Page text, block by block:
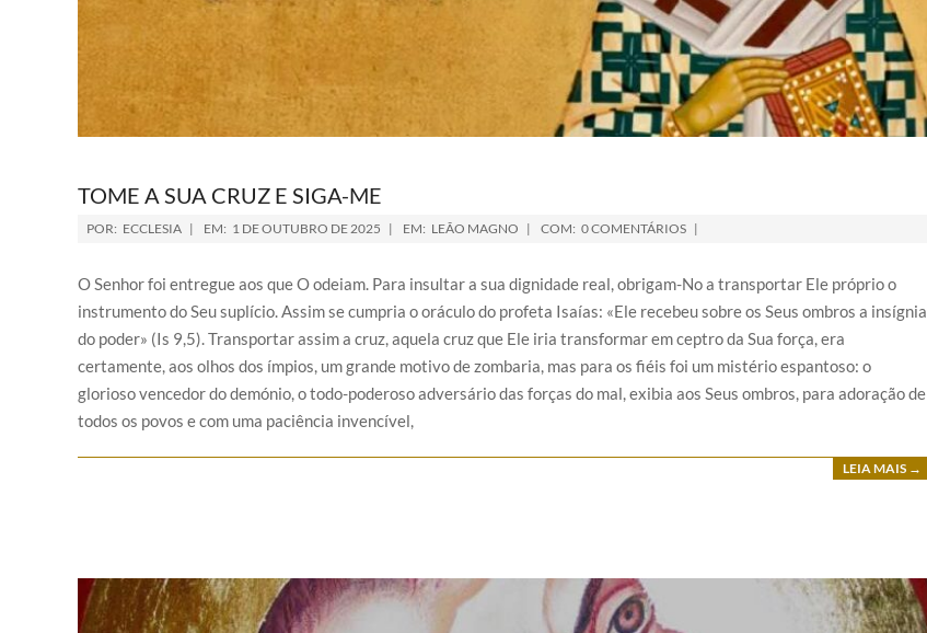
TOME A SUA CRUZ E SIGA-ME
POR: ECCLESIA EM: 1 DE OUTUBRO DE 2025 EM: LEÃO MAGNO COM: 0 COMENTÁRIOS
O Senhor foi entregue aos que O odeiam. Para insultar a sua dignidade real, obrigam-No a transportar Ele próprio o
instrumento do Seu suplício. Assim se cumpria o oráculo do profeta Isaías: «Ele recebeu sobre os Seus ombros a insígnia
do poder» (Is 9,5). Transportar assim a cruz, aquela cruz que Ele iria transformar em ceptro da Sua força, era
certamente, aos olhos dos ímpios, um grande motivo de zombaria, mas para os fiéis foi um mistério espantoso: o
glorioso vencedor do demónio, o todo-poderoso adversário das forças do mal, exibia aos Seus ombros, para adoração de
todos os povos e com uma paciência invencível,
LEIA MAIS →